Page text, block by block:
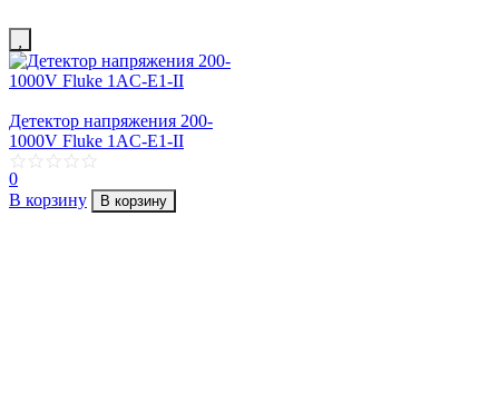
Детектор напряжения 200-
1000V Fluke 1AC-E1-II
0
В корзину
В корзину